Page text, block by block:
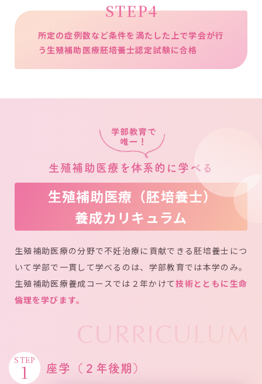
STEP4
所定の症例数など条件を満たした上で学会が行
う生殖補助医療胚培養士認定試験に合格
生殖補助医療を体系的に学べる
生殖補助医療（胚培養士）
養成カリキュラム
生殖補助医療の分野で不妊治療に貢献できる胚培養士につ
いて学部で一貫して学べるのは、学部教育では本学のみ。
生殖補助医療養成コースでは２年かけて技術とともに生命
倫理を学びます。
STEP
1 座学（２年後期）